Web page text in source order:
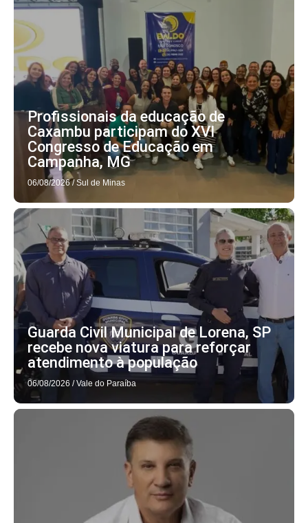
Profissionais da educação de
Caxambu participam do XVI
Congresso de Educação em
Campanha, MG
06/08/2026 / Sul de Minas
Guarda Civil Municipal de Lorena, SP
recebe nova viatura para reforçar
atendimento à população
06/08/2026 / Vale do Paraíba